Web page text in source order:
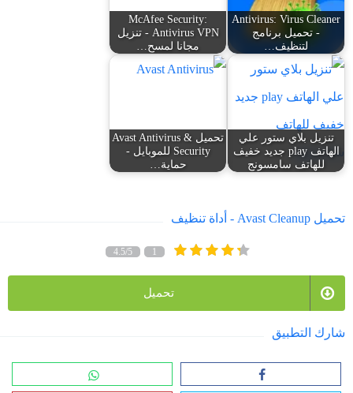
Antivirus: Virus Cleaner
- تحميل برنامج
لتنظيف…
McAfee Security:
Antivirus VPN - تنزيل
مجانا لمسح…
تنزيل بلاي ستور علي
الهاتف play جديد خفيف
للهاتف سامسونج
تحميل Avast Antivirus &
Security للموبايل -
حماية…
تحميل Avast Cleanup - أداة تنظيف
4.5/5 1
تحميل
شارك التطبيق